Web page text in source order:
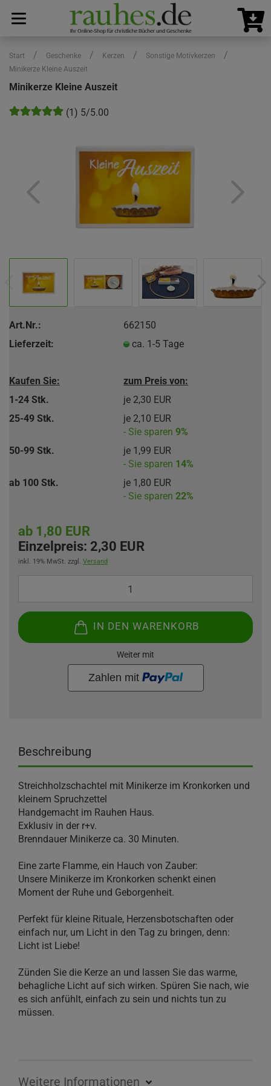
Start / Geschenke / Kerzen / Sonstige Motivkerzen /
Minikerze Kleine Auszeit
Minikerze Kleine Auszeit
(1) 5/5.00
Art.Nr.:
662150
Lieferzeit:
ca. 1-5 Tage
Kaufen Sie:
zum Preis von:
1-24 Stk.
je 2,30 EUR
25-49 Stk.
je 2,10 EUR
- Sie sparen9%
50-99 Stk.
je 1,99 EUR
- Sie sparen 14%
ab 100 Stk.
je 1,80 EUR
- Sie sparen22%
ab 1,80 EUR
Einzelpreis: 2,30 EUR
inkl. 19% MwSt. zzgl. Versand
IN DEN WARENKORB
Weiter mit
Beschreibung
Streichholzschachtel mit Minikerze im Kronkorken und
kleinem Spruchzettel
Handgemacht im Rauhen Haus.
Exklusiv in der r+v.
Brenndauer Minikerze ca. 30 Minuten.
Eine zarte Flamme, ein Hauch von Zauber:
Unsere Minikerze im Kronkorken schenkt einen
Moment der Ruhe und Geborgenheit.
Perfekt für kleine Rituale, Herzensbotschaften oder
einfach nur, um Licht in den Tag zu bringen, denn:
Licht ist Liebe!
Zünden Sie die Kerze an und lassen Sie das warme,
behagliche Licht auf sich wirken. Spüren Sie nach, wie
es sich anfühlt, einfach zu sein und nichts tun zu
müssen.
Weitere Informationen